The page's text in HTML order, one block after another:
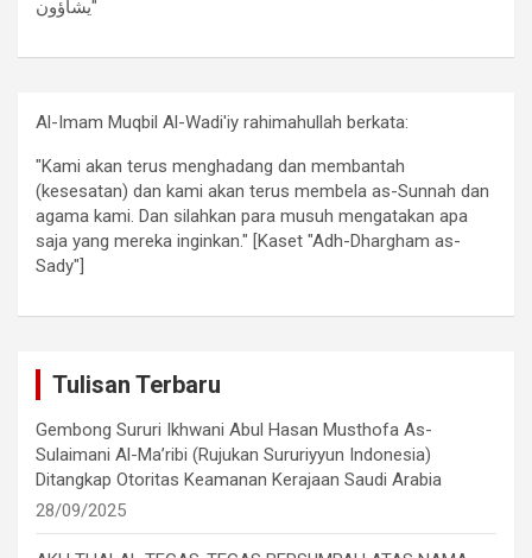
يشاؤون"
Al-Imam Muqbil Al-Wadi'iy rahimahullah berkata:
"Kami akan terus menghadang dan membantah
(kesesatan) dan kami akan terus membela as-Sunnah dan
agama kami. Dan silahkan para musuh mengatakan apa
saja yang mereka inginkan." [Kaset "Adh-Dhargham as-
Sady"]
Tulisan Terbaru
Gembong Sururi Ikhwani Abul Hasan Musthofa As-
Sulaimani Al-Ma’ribi (Rujukan Sururiyyun Indonesia)
Ditangkap Otoritas Keamanan Kerajaan Saudi Arabia
28/09/2025